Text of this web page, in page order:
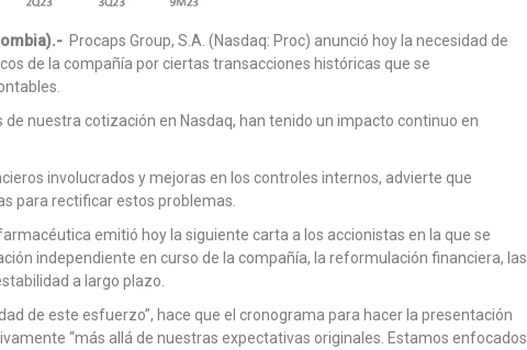
Procaps Group, S.A. (Nasdaq: Proc) anunció hoy la necesidad de
de la compañía por ciertas transacciones históricas que se
nuestra cotización en Nasdaq, han tenido un impacto continuo en
involucrados y mejoras en los controles internos, advierte que
para rectificar estos problemas.
emitió hoy la siguiente carta a los accionistas en la que se
independiente en curso de la compañía, la reformulación financiera, las
a largo plazo.
de este esfuerzo”, hace que el cronograma para hacer la presentación
“más allá de nuestras expectativas originales. Estamos enfocados